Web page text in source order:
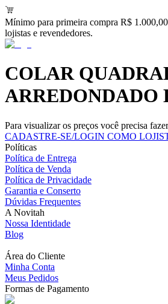
Mínimo para primeira compra R$
lojistas e revendedores.
COLAR
ARREDONDADO
Para visualizar os preços você precisa
CADASTRE-SE/LOGIN COMO
Políticas
Política de Entrega
Política de Venda
Política de Privacidade
Garantia e Conserto
Dúvidas Frequentes
A Novitah
Nossa Identidade
Blog
Área do Cliente
Minha Conta
Meus Pedidos
Formas de Pagamento